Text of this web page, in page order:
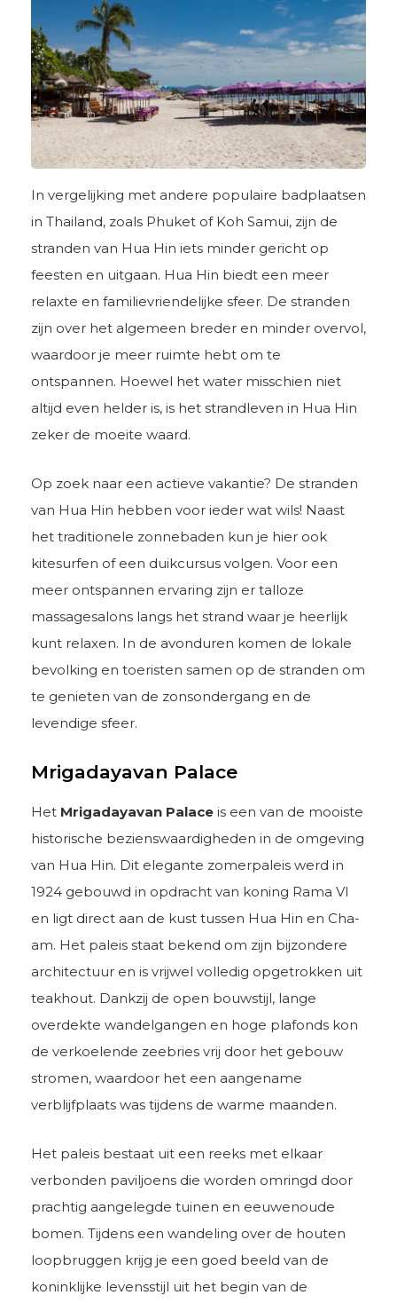
In vergelijking met andere populaire badplaatsen
in Thailand, zoals Phuket of Koh Samui, zijn de
stranden van Hua Hin iets minder gericht op
feesten en uitgaan. Hua Hin biedt een meer
relaxte en familievriendelijke sfeer. De stranden
zijn over het algemeen breder en minder overvol,
waardoor je meer ruimte hebt om te
ontspannen. Hoewel het water misschien niet
altijd even helder is, is het strandleven in Hua Hin
zeker de moeite waard.
Op zoek naar een actieve vakantie? De stranden
van Hua Hin hebben voor ieder wat wils! Naast
het traditionele zonnebaden kun je hier ook
kitesurfen of een duikcursus volgen. Voor een
meer ontspannen ervaring zijn er talloze
massagesalons langs het strand waar je heerlijk
kunt relaxen. In de avonduren komen de lokale
bevolking en toeristen samen op de stranden om
te genieten van de zonsondergang en de
levendige sfeer.
Mrigadayavan Palace
Het Mrigadayavan Palace is een van de mooiste
historische bezienswaardigheden in de omgeving
van Hua Hin. Dit elegante zomerpaleis werd in
1924 gebouwd in opdracht van koning Rama VI
en ligt direct aan de kust tussen Hua Hin en Cha-
am. Het paleis staat bekend om zijn bijzondere
architectuur en is vrijwel volledig opgetrokken uit
teakhout. Dankzij de open bouwstijl, lange
overdekte wandelgangen en hoge plafonds kon
de verkoelende zeebries vrij door het gebouw
stromen, waardoor het een aangename
verblijfplaats was tijdens de warme maanden.
Het paleis bestaat uit een reeks met elkaar
verbonden paviljoens die worden omringd door
prachtig aangelegde tuinen en eeuwenoude
bomen. Tijdens een wandeling over de houten
loopbruggen krijg je een goed beeld van de
koninklijke levensstijl uit het begin van de